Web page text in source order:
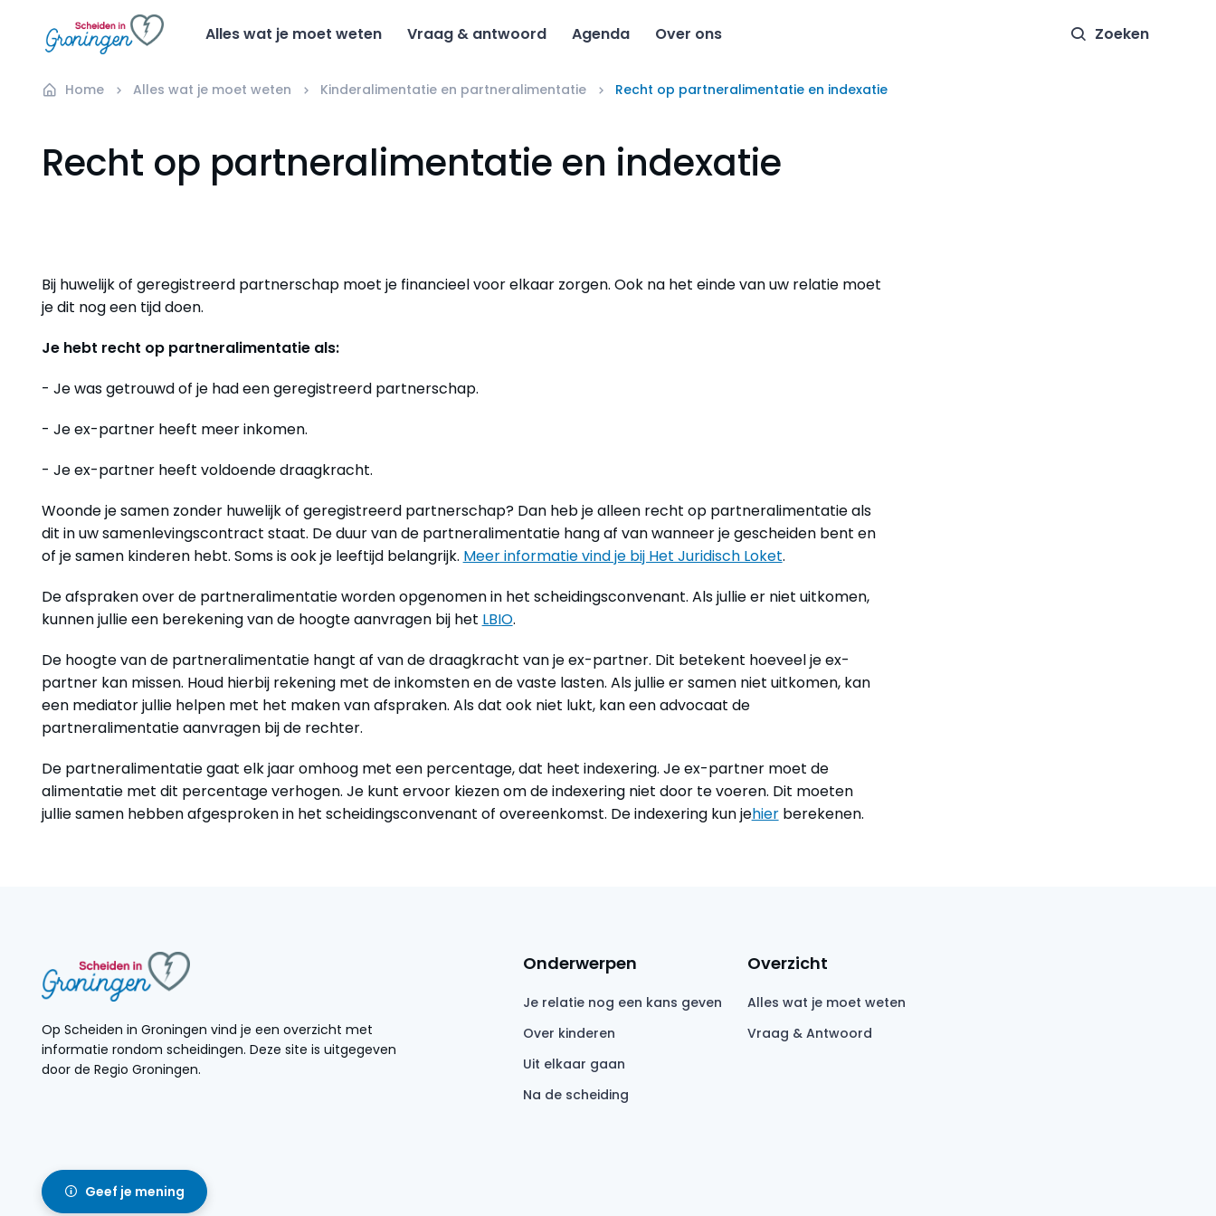
Alles wat je moet weten Vraag & antwoord Agenda Over ons Zoeken
Home Alles wat je moet weten Kinderalimentatie en partneralimentatie Recht op partneralimentatie en indexatie
Recht op partneralimentatie en indexatie
Bij huwelijk of geregistreerd partnerschap moet je financieel voor elkaar zorgen. Ook na het einde van uw relatie moet
je dit nog een tijd doen.
Je hebt recht op partneralimentatie als:
- Je was getrouwd of je had een geregistreerd partnerschap.
- Je ex-partner heeft meer inkomen.
- Je ex-partner heeft voldoende draagkracht.
Woonde je samen zonder huwelijk of geregistreerd partnerschap? Dan heb je alleen recht op partneralimentatie als
dit in uw samenlevingscontract staat. De duur van de partneralimentatie hang af van wanneer je gescheiden bent en
of je samen kinderen hebt. Soms is ook je leeftijd belangrijk. Meer informatie vind je bij Het Juridisch Loket.
De afspraken over de partneralimentatie worden opgenomen in het scheidingsconvenant. Als jullie er niet uitkomen,
kunnen jullie een berekening van de hoogte aanvragen bij het LBIO.
De hoogte van de partneralimentatie hangt af van de draagkracht van je ex-partner. Dit betekent hoeveel je ex-
partner kan missen. Houd hierbij rekening met de inkomsten en de vaste lasten. Als jullie er samen niet uitkomen, kan
een mediator jullie helpen met het maken van afspraken. Als dat ook niet lukt, kan een advocaat de
partneralimentatie aanvragen bij de rechter.
De partneralimentatie gaat elk jaar omhoog met een percentage, dat heet indexering. Je ex-partner moet de
alimentatie met dit percentage verhogen. Je kunt ervoor kiezen om de indexering niet door te voeren. Dit moeten
jullie samen hebben afgesproken in het scheidingsconvenant of overeenkomst. De indexering kun jehierberekenen.
Op Scheiden in Groningen vind je een overzicht met
informatie rondom scheidingen. Deze site is uitgegeven
door de Regio Groningen.
Onderwerpen
Je relatie nog een kans geven
Over kinderen
Uit elkaar gaan
Na de scheiding
Overzicht
Alles wat je moet weten
Vraag & Antwoord
Geef je mening